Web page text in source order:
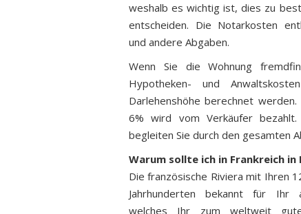
weshalb es wichtig ist, dies zu
entscheiden. Die Notarkosten
und andere Abgaben.
Wenn Sie die Wohnung
Hypotheken- und
Darlehenshöhe berechnet
6% wird vom Verkäufer bezahlt.
begleiten Sie durch den gesamten
Warum sollte ich in Frankreich
Die französische Riviera mit Ihren
Jahrhunderten bekannt für Ihr
welches Ihr zum weltweit